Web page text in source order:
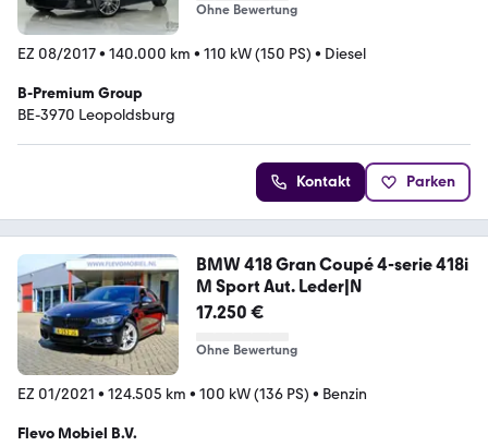
Ohne Bewertung
EZ 08/2017• 140.000 km • 110 kW (150 PS) • Diesel
B-Premium Group
BE-3970 Leopoldsburg
Kontakt Parken
BMW 418 Gran Coupé 4-serie 418i
M Sport Aut. Leder|N
17.250 €
Ohne Bewertung
EZ 01/2021 • 124.505 km • 100 kW (136 PS) • Benzin
Flevo Mobiel B.V.